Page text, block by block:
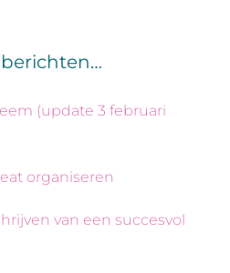
(update 3 februari
organiseren
van een succesvol